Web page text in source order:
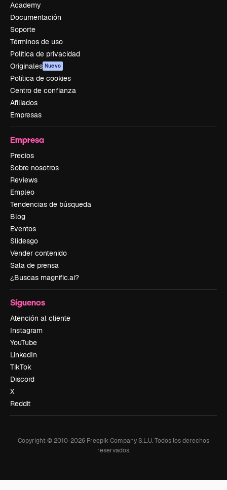
Academy
Documentación
Soporte
Términos de uso
Política de privacidad
Originales Nuevo
Política de cookies
Centro de confianza
Afiliados
Empresas
Empresa
Precios
Sobre nosotros
Reviews
Empleo
Tendencias de búsqueda
Blog
Eventos
Slidesgo
Vender contenido
Sala de prensa
¿Buscas magnific.ai?
Síguenos
Atención al cliente
Instagram
YouTube
LinkedIn
TikTok
Discord
X
Reddit
Copyright © 2010-2026 Freepik Company S.L.U.Todos los derechos
reservados.